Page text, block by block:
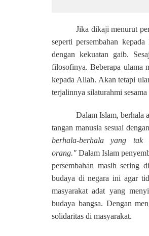
Jika dikaji menurut
seperti persembahan
dengan kekuatan gaib.
filosofinya. Beberapa ulama
kepada Allah. Akan tetapi
terjalinnya silaturahmi
Dalam Islam, berhala
tangan manusia sesuai
berhala-berhala yang tak
orang."Dalam Islam
persembahan masih sering
budaya di negara ini agar
masyarakat adat yang
budaya bangsa. Dengan
solidaritas di masyarakat.